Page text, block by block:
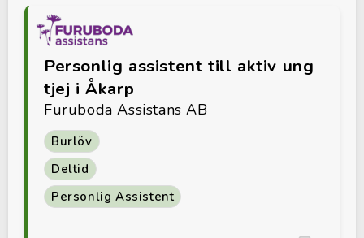
Personlig assistent till aktiv ung
tjej i Åkarp
Furuboda Assistans AB
Burlöv
Deltid
Personlig Assistent